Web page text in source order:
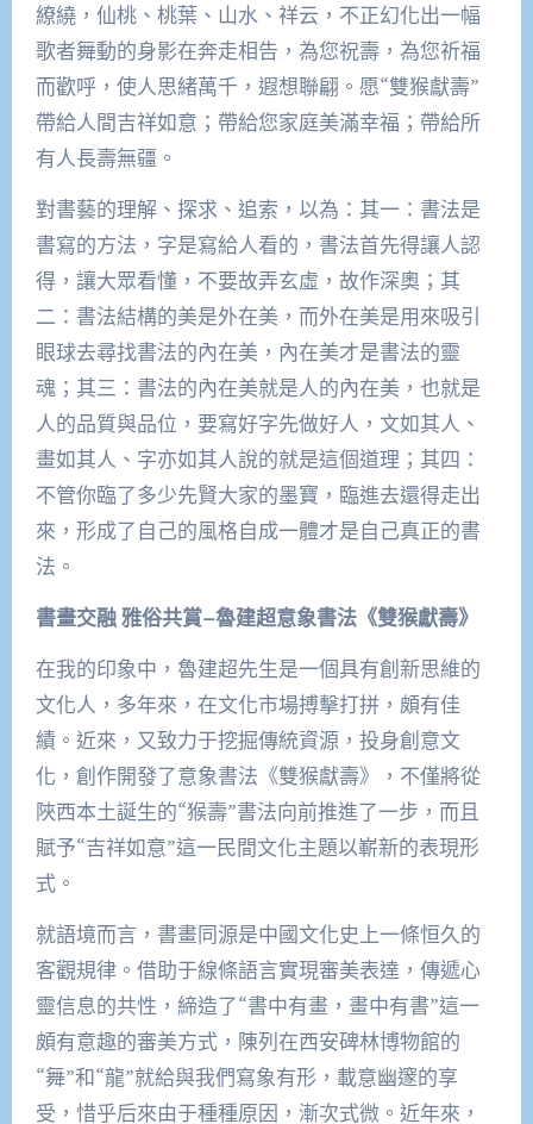
繚繞，仙桃、桃葉、山水、祥云，不正幻化出一幅
歌者舞動的身影在奔走相告，為您祝壽，為您祈福
而歡呼，使人思緒萬千，遐想聯翩。愿“雙猴獻壽”
帶給人間吉祥如意；帶給您家庭美滿幸福；帶給所
有人長壽無疆。
對書藝的理解、探求、追索，以為：其一：書法是
書寫的方法，字是寫給人看的，書法首先得讓人認
得，讓大眾看懂，不要故弄玄虛，故作深奧；其
二：書法結構的美是外在美，而外在美是用來吸引
眼球去尋找書法的內在美，內在美才是書法的靈
魂；其三：書法的內在美就是人的內在美，也就是
人的品質與品位，要寫好字先做好人，文如其人、
畫如其人、字亦如其人說的就是這個道理；其四：
不管你臨了多少先賢大家的墨寶，臨進去還得走出
來，形成了自己的風格自成一體才是自己真正的書
法。
書畫交融 雅俗共賞–魯建超意象書法《雙猴獻壽》
在我的印象中，魯建超先生是一個具有創新思維的
文化人，多年來，在文化市場搏擊打拼，頗有佳
績。近來，又致力于挖掘傳統資源，投身創意文
化，創作開發了意象書法《雙猴獻壽》，不僅將從
陜西本土誕生的“猴壽”書法向前推進了一步，而且
賦予“吉祥如意”這一民間文化主題以嶄新的表現形
式。
就語境而言，書畫同源是中國文化史上一條恒久的
客觀規律。借助于線條語言實現審美表達，傳遞心
靈信息的共性，締造了“書中有畫，畫中有書”這一
頗有意趣的審美方式，陳列在西安碑林博物館的
“舞”和“龍”就給與我們寫象有形，載意幽邃的享
受，惜乎后來由于種種原因，漸次式微。近年來，